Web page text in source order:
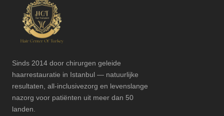
Sinds 2014 door chirurgen geleide
haarrestauratie in Istanbul — natuurlijke
resultaten, all-inclusivezorg en levenslange
nazorg voor patiënten uit meer dan 50
landen.